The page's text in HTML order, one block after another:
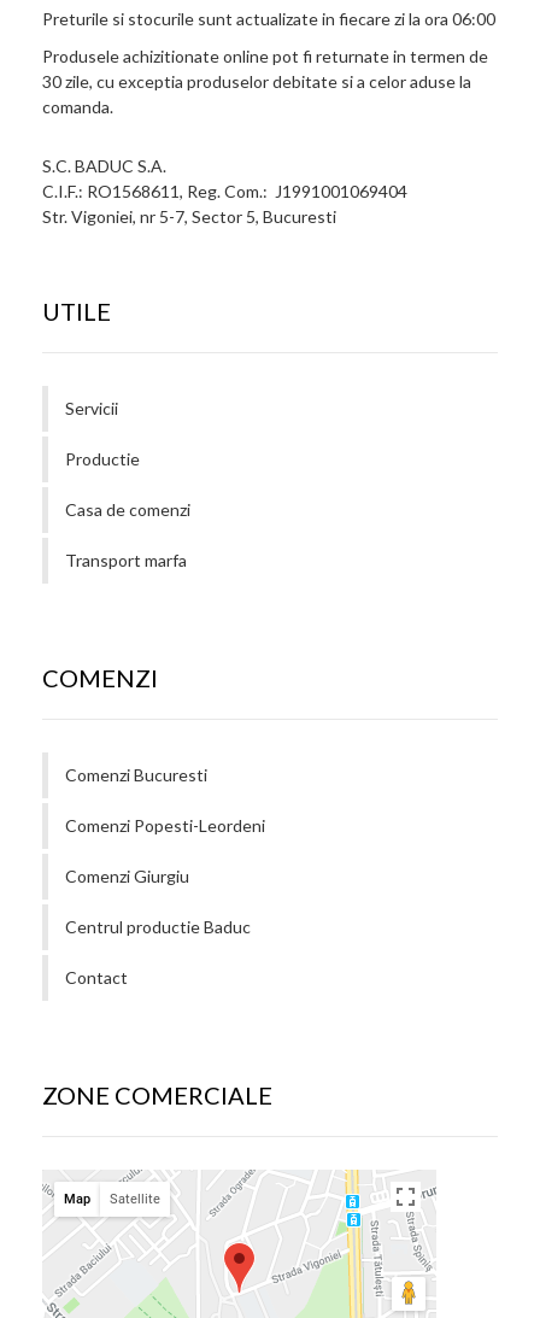
Preturile si stocurile sunt actualizate in fiecare zi la ora 06:00
Produsele achizitionate online pot fi returnate in termen de
30 zile, cu exceptia produselor debitate si a celor aduse la
comanda.
S.C. BADUC S.A.
C.I.F.: RO1568611, Reg. Com.: J1991001069404
Str. Vigoniei, nr 5-7, Sector 5, Bucuresti
UTILE
Servicii
Productie
Casa de comenzi
Transport marfa
COMENZI
Comenzi Bucuresti
Comenzi Popesti-Leordeni
Comenzi Giurgiu
Centrul productie Baduc
Contact
ZONE COMERCIALE